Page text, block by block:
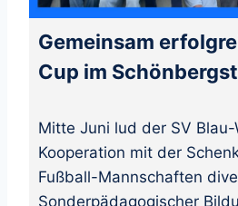
Gemeinsam
Cup im
Mitte Juni lud der SV Blau-
Kooperation mit der
Fußball-Mannschaften
Sonderpädagogischer